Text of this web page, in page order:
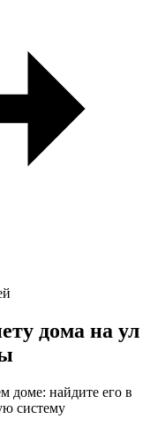
дома на ул
доме: найдите его в
систему